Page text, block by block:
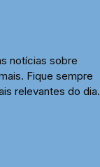
notícias sobre
Fique sempre
relevantes do dia.